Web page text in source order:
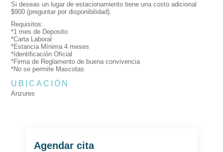
Si deseas un lugar de estacionamiento tiene una costo adicional
$900 (preguntar por disponibilidad).
Requisitos:
*1 mes de Deposito
*Carta Laboral
*Estancia Mínima 4 meses
*Identificación Oficial
*Firma de Reglamento de buena convivencia
*No se permite Mascotas
UBICACIÓN
Anzures
Agendar cita